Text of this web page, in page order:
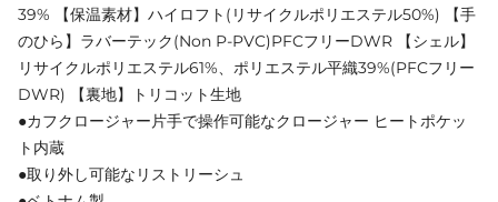
39% 【保温素材】ハイロフト(リサイクルポリエステル50%) 【手
のひら】ラバーテック(Non P-PVC)PFCフリーDWR 【シェル】
リサイクルポリエステル61%、ポリエステル平織39%(PFCフリー
DWR) 【裏地】トリコット生地
●カフクロージャー片手で操作可能なクロージャー ヒートポケッ
ト内蔵
●取り外し可能なリストリーシュ